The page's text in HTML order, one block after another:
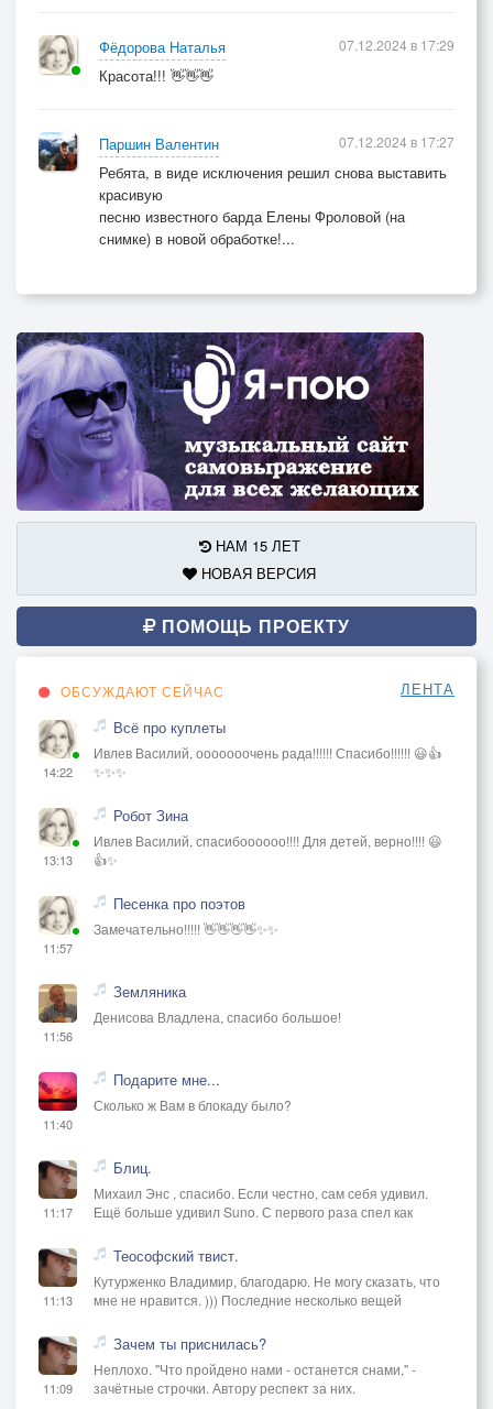
Фёдорова Наталья
Красота!!! 👋👋👋
07.12.2024 в 17:29
Паршин Валентин
Ребята, в виде исключения решил снова выставить
красивую
песню известного барда Елены Фроловой (на
снимке) в новой обработке!...
07.12.2024 в 17:27
НАМ 15 ЛЕТ
НОВАЯ ВЕРСИЯ
ПОМОЩЬ ПРОЕКТУ
ОБСУЖДАЮТ СЕЙЧАС ЛЕНТА
14:22
Всё про куплеты
Ивлев Василий, ооооооочень рада!!!!!! Спасибо!!!!!! 😃👍
✨✨✨
13:13
Робот Зина
Ивлев Василий, спасибоооооо!!!! Для детей, верно!!!! 😃
👍✨
11:57
Песенка про поэтов
Замечательно!!!!! 👋👋👋👋✨✨
11:56
Земляника
Денисова Владлена, спасибо большое!
11:40
Подарите мне...
Сколько ж Вам в блокаду было?
11:17
Блиц.
Михаил Энс , спасибо. Если честно, сам себя удивил.
Ещё больше удивил Suno. С первого раза спел как
11:13
Теософский твист.
Кутурженко Владимир, благодарю. Не могу сказать, что
мне не нравится. ))) Последние несколько вещей
11:09
Зачем ты приснилась?
Неплохо. "Что пройдено нами - останется снами," -
зачётные строчки. Автору респект за них.